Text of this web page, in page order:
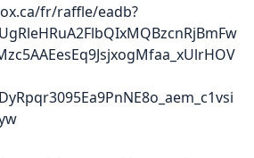
fr/raffle/eadb?